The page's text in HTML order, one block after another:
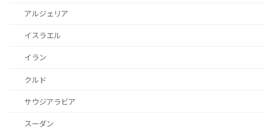
アルジェリア
イスラエル
イラン
クルド
サウジアラビア
スーダン